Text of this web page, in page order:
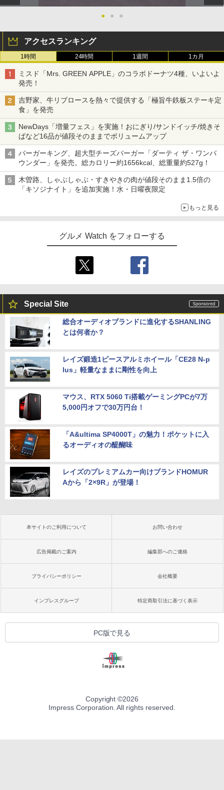
● ● ●
アクセスランキング
1時間 24時間 1週間 1カ月
ミスド「Mrs. GREEN APPLE」のコラボドーナツ4種、いよいよ
発売！
吉野家、牛リブロースを熱々で提供する「極旨牛鉄板ステーキ定
食」を発売
NewDays「増量フェス」を実施！おにぎり/サンドイッチ/焼きそ
ばなど16品が値段そのままでボリュームアップ
バーガーキング、超大型チーズバーガー「ダーティ ザ・ワンパ
ウンダー」を発売。総カロリー約1656kcal、総重量約527g！
木曽路、しゃぶしゃぶ・すきやきの肉が値段そのまま1.5倍の
「キソジナイト」を追加実施！水・日曜夜限定
もっと見る
グルメ Watch をフォローする
Special Site
総合オーディオブランドに進化するSHANLING
とは何者か？
レイズ鍛造1ピースアルミホイール「CE28 N-p
lus」軽量なままに剛性を向上
マウス、RTX 5060 Ti搭載ゲーミングPCが7万
5,000円オフで30万円台！
「A&ultima SP4000T」の魅力！ポケットに入
るオーディオの醍醐味
レイズのプレミアムカー向けブランドHOMUR
Aから「2×9R」が登場！
本サイトのご利用について お問い合わせ
広告掲載のご案内 編集部へのご連絡
プライバシーポリシー 会社概要
インプレスグループ 特定商取引法に基づく表示
PC版で見る
Copyright ©2026
Impress Corporation. All rights reserved.